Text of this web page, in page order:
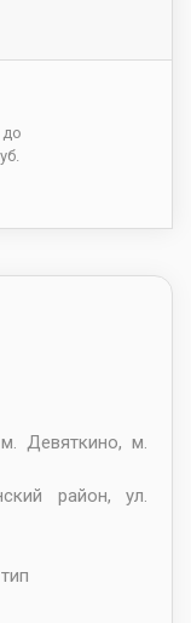
до
Девяткино, м.
район, ул.